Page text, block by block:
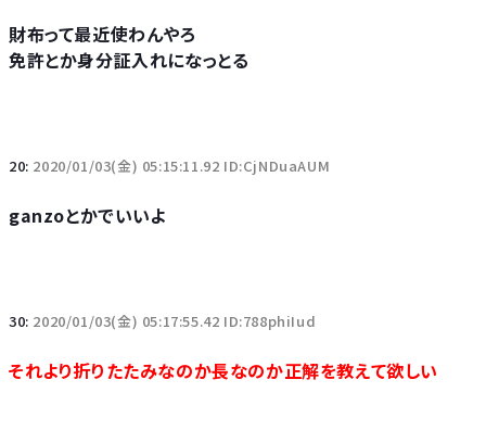
財布って最近使わんやろ
免許とか身分証入れになっとる
20: 2020/01/03(金) 05:15:11.92 ID:CjNDuaAUM
ganzoとかでいいよ
30: 2020/01/03(金) 05:17:55.42 ID:788phiIud
それより折りたたみなのか長なのか正解を教えて欲しい